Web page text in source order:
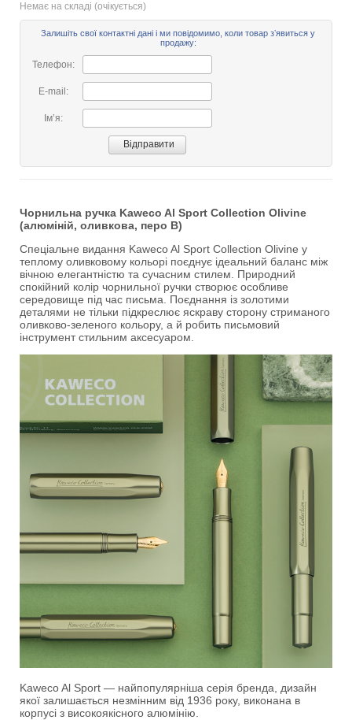
Немає на складі (очікується)
Залишіть свої контактні дані і ми повідомимо, коли товар зʼявиться у
продажу:
Телефон:
E-mail:
Імʼя:
Чорнильна ручка Kaweco Al Sport Collection Olivine
(алюміній, оливкова, перо B)
Спеціальне видання Kaweco Al Sport Collection Olivine у
теплому оливковому кольорі поєднує ідеальний баланс між
вічною елегантністю та сучасним стилем. Природний
спокійний колір чорнильної ручки створює особливе
середовище під час письма. Поєднання із золотими
деталями не тільки підкреслює яскраву сторону стриманого
оливково-зеленого кольору, а й робить письмовий
інструмент стильним аксесуаром.
Kaweco Al Sport — найпопулярніша серія бренда, дизайн
якої залишається незмінним від 1936 року, виконана в
корпусі з високоякісного алюмінію.